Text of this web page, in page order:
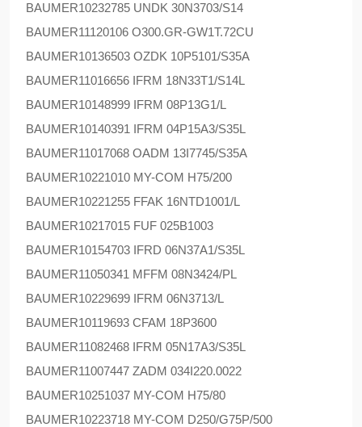
BAUMER10232785 UNDK 30N3703/S14
BAUMER11120106 O300.GR-GW1T.72CU
BAUMER10136503 OZDK 10P5101/S35A
BAUMER11016656 IFRM 18N33T1/S14L
BAUMER10148999 IFRM 08P13G1/L
BAUMER10140391 IFRM 04P15A3/S35L
BAUMER11017068 OADM 13I7745/S35A
BAUMER10221010 MY-COM H75/200
BAUMER10221255 FFAK 16NTD1001/L
BAUMER10217015 FUF 025B1003
BAUMER10154703 IFRD 06N37A1/S35L
BAUMER11050341 MFFM 08N3424/PL
BAUMER10229699 IFRM 06N3713/L
BAUMER10119693 CFAM 18P3600
BAUMER11082468 IFRM 05N17A3/S35L
BAUMER11007447 ZADM 034I220.0022
BAUMER10251037 MY-COM H75/80
BAUMER10223718 MY-COM D250/G75P/500